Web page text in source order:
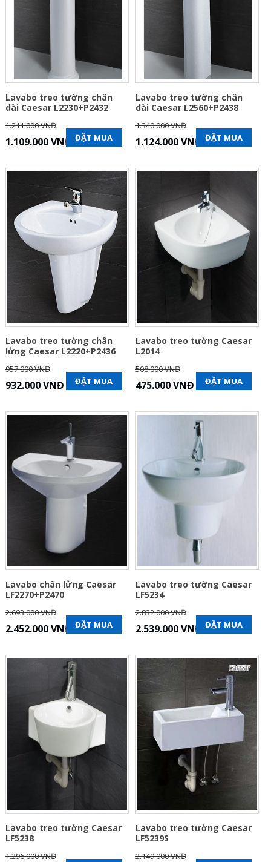
Lavabo treo tường chân
dài Caesar L2230+P2432
1.211.000 VNĐ
1.109.000 VNĐ ĐẶT MUA
Lavabo treo tường chân
dài Caesar L2560+P2438
1.340.000 VNĐ
1.124.000 VNĐ ĐẶT MUA
Lavabo treo tường chân
lửng Caesar L2220+P2436
957.000 VNĐ
932.000 VNĐ ĐẶT MUA
Lavabo treo tường Caesar
L2014
508.000 VNĐ
475.000 VNĐ ĐẶT MUA
Lavabo chân lửng Caesar
LF2270+P2470
2.693.000 VNĐ
2.452.000 VNĐ ĐẶT MUA
Lavabo treo tường Caesar
LF5234
2.832.000 VNĐ
2.539.000 VNĐ ĐẶT MUA
Lavabo treo tường Caesar
LF5238
1.296.000 VNĐ
Lavabo treo tường Caesar
LF5239S
2.149.000 VNĐ